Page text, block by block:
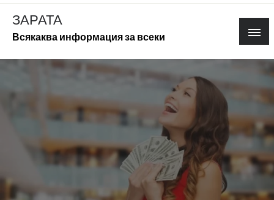
Skip
content
ЗАРАТА
Всякаква информация за всеки